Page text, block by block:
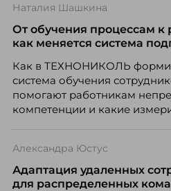
«свадебного генерала»,
системы оценки часто
людей и как выявить
Тимур Соколов, ключевой
стратегическому развитию
культуры лидерства в
Наталия Шашкина
От обучения процессам
как меняется система
Как в ТЕХНОНИКОЛЬ
система обучения
помогают работникам
компетенции и какие
закупкам направления
компании ТЕХНОНИКОЛЬ.
Александра Юстус
Адаптация удаленных
для распределенных